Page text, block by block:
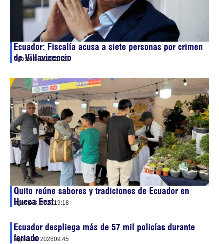
Ecuador: Fiscalía acusa a siete personas por crimen
de Villavicencio
agosto 8, 202620:25
Quito reúne sabores y tradiciones de Ecuador en
Hueca Fest
agosto 8, 202619:18
Ecuador despliega más de 57 mil policías durante
feriado
agosto 8, 202609:45